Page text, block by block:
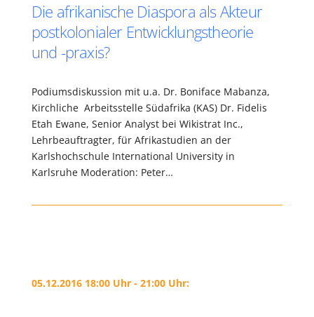
Die afrikanische Diaspora als Akteur
postkolonialer Entwicklungstheorie
und -praxis?
Podiumsdiskussion mit u.a. Dr. Boniface Mabanza,
Kirchliche Arbeitsstelle Südafrika (KAS) Dr. Fidelis
Etah Ewane, Senior Analyst bei Wikistrat Inc.,
Lehrbeauftragter, für Afrikastudien an der
Karlshochschule International University in
Karlsruhe Moderation: Peter…
05.12.2016 18:00 Uhr - 21:00 Uhr: